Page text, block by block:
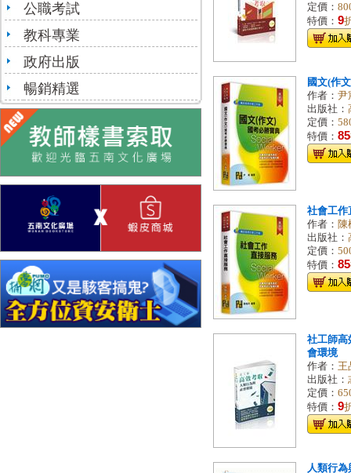
公職考試
教科專業
政府出版
暢銷精選
定價：
特價： 9
國文(作
作者： 尹
出版社：
定價：
特價： 85
社會工作
作者： 陳
出版社：
定價：
特價： 85
社工師高
會環境
作者： 王
出版社：
定價：
特價： 9
人類行為